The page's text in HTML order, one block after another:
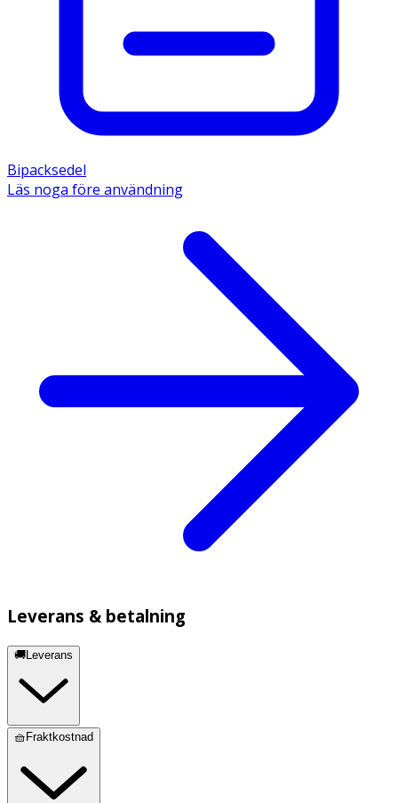
Bipacksedel
Läs noga före användning
Leverans & betalning
🚚Leverans
🧺Fraktkostnad